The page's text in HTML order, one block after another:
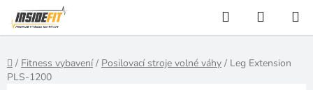
Přejít
na
obsah
Hledat
KOŠÍK
Domů
/ Fitness vybavení / Posilovací stroje volné váhy / Leg Extension
PLS-1200